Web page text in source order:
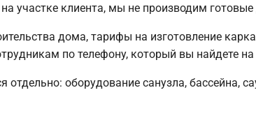
участке клиента, мы не производим
дома, тарифы на изготовление
по телефону, который вы найдете на
отдельно: оборудование санузла, бассейна,